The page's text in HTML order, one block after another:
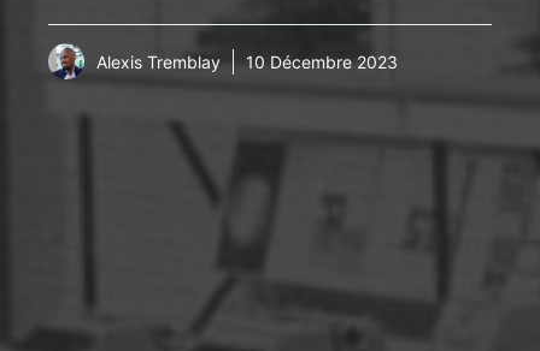
Alexis Tremblay 10 Décembre 2023